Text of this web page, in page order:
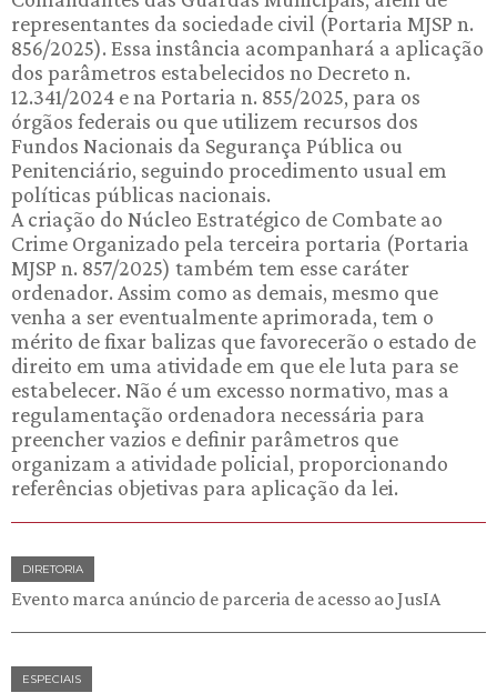
representantes da sociedade civil (Portaria MJSP n.
856/2025). Essa instância acompanhará a aplicação
dos parâmetros estabelecidos no Decreto n.
12.341/2024 e na Portaria n. 855/2025, para os
órgãos federais ou que utilizem recursos dos
Fundos Nacionais da Segurança Pública ou
Penitenciário, seguindo procedimento usual em
políticas públicas nacionais.
A criação do Núcleo Estratégico de Combate ao
Crime Organizado pela terceira portaria (Portaria
MJSP n. 857/2025) também tem esse caráter
ordenador. Assim como as demais, mesmo que
venha a ser eventualmente aprimorada, tem o
mérito de fixar balizas que favorecerão o estado de
direito em uma atividade em que ele luta para se
estabelecer. Não é um excesso normativo, mas a
regulamentação ordenadora necessária para
preencher vazios e definir parâmetros que
organizam a atividade policial, proporcionando
referências objetivas para aplicação da lei.
DIRETORIA
Evento marca anúncio de parceria de acesso ao JusIA
ESPECIAIS